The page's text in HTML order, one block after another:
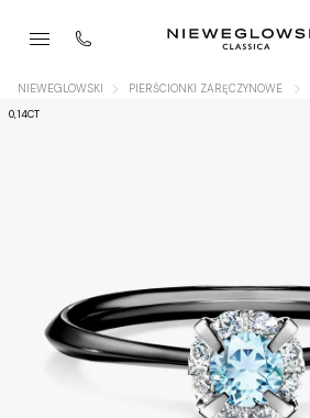
NIEWEGLOWSKI PIERŚCIONKI ZARĘCZYNOWE
0,14CT